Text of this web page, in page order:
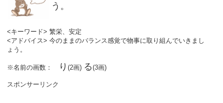
う。
<キーワード> 繁栄、安定
<アドバイス> 今のままのバランス感覚で物事に取り組んでいきまし
ょう。
※名前の画数： り(2画) る(3画)
スポンサーリンク